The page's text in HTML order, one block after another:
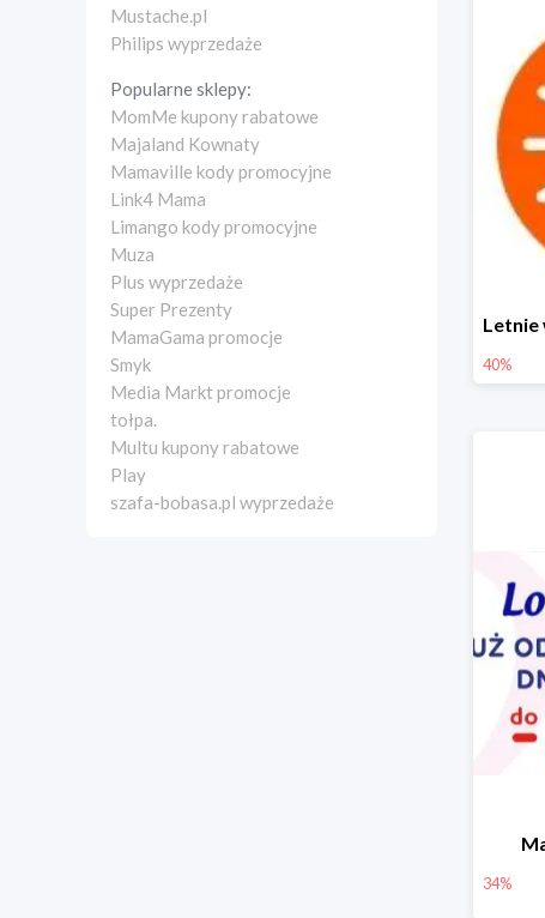
Mustache.pl
Philips wyprzedaże
Popularne sklepy:
MomMe kupony rabatowe
Majaland Kownaty
Mamaville kody promocyjne
Link4 Mama
Limango kody promocyjne
Muza
Plus wyprzedaże
Super Prezenty
MamaGama promocje
Smyk
Media Markt promocje
tołpa.
Multu kupony rabatowe
Play
szafa-bobasa.pl wyprzedaże
40%
34%